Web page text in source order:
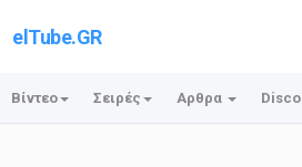
elTube.GR
Βίντεο Σειρές Αρθρα